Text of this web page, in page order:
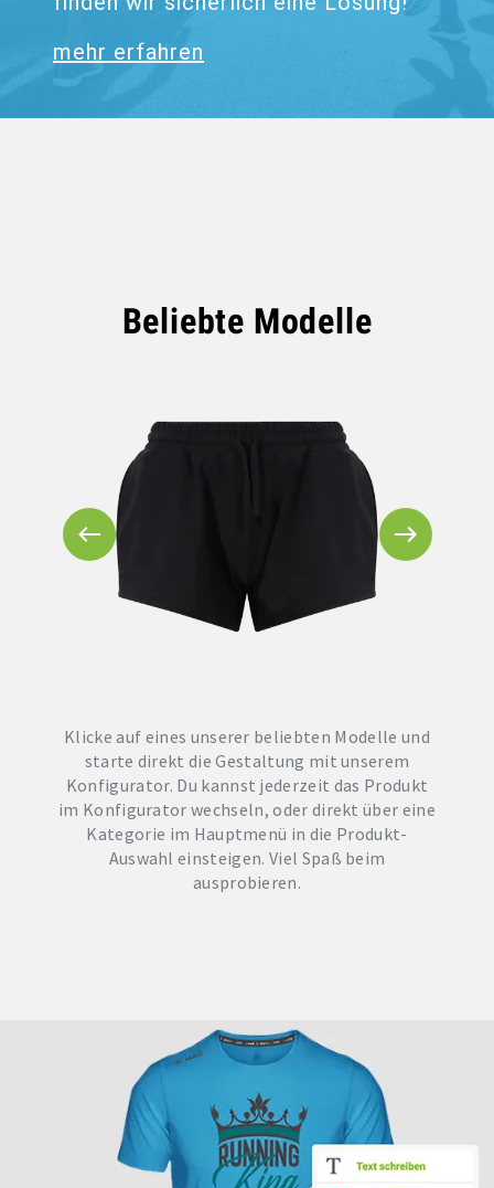
mehr erfahren
Beliebte Modelle
Klicke auf eines unserer beliebten Modelle und
starte direkt die Gestaltung mit unserem
Konfigurator. Du kannst jederzeit das Produkt
im Konfigurator wechseln, oder direkt über eine
Kategorie im Hauptmenü in die Produkt-
Auswahl einsteigen. Viel Spaß beim
ausprobieren.